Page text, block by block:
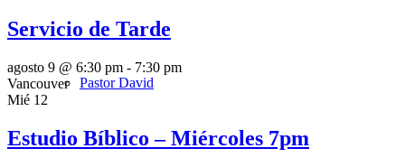
Pastor David
Servicio de Tarde
agosto 9 @ 6:30 pm - 7:30 pm
Vancouver
Mié 12
Estudio Bíblico – Miércoles 7pm